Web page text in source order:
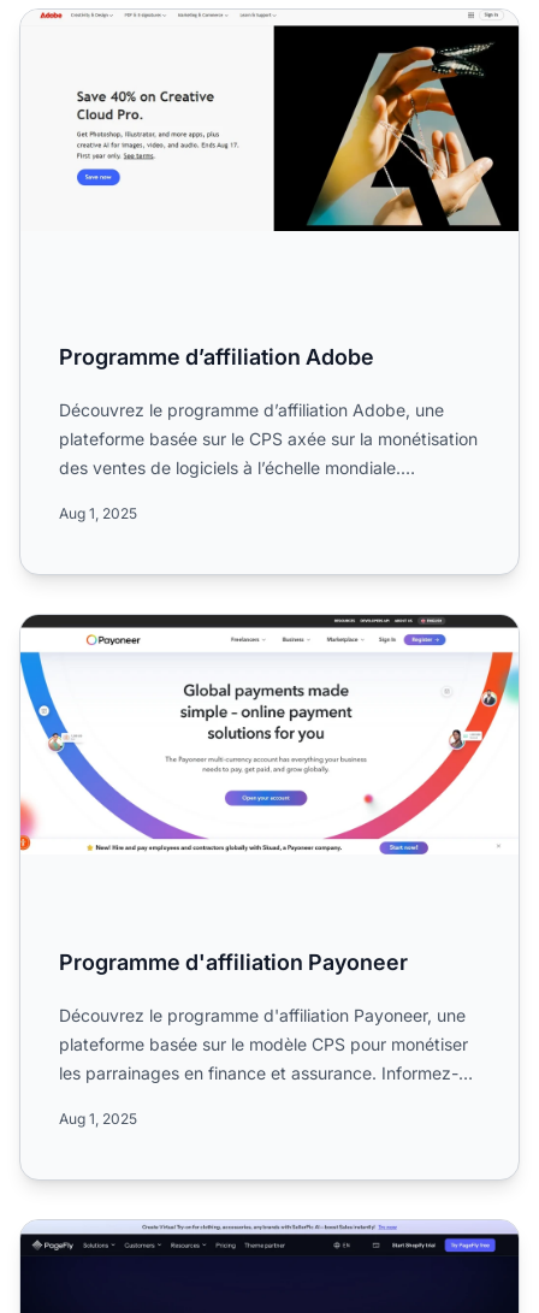
Programme d’affiliation Adobe
Programme d’affiliation Adobe
Découvrez le programme d’affiliation Adobe, une
plateforme basée sur le CPS axée sur la monétisation
des ventes de logiciels à l’échelle mondiale.
Aug 1, 2025
Programme d'affiliation Payoneer
Programme d'affiliation Payoneer
Découvrez le programme d'affiliation Payoneer, une
plateforme basée sur le modèle CPS pour monétiser
les parrainages en finance et assurance. Informez-
Aug 1, 2025
Programme d'affiliation PageFly